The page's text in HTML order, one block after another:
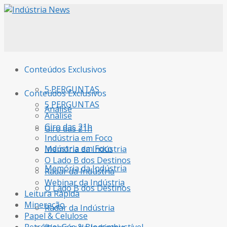
Conteúdos Exclusivos
5 PERGUNTAS
Análise
Giro das 21h
Indústria em Foco
Memória da Indústria
O Lado B dos Destinos
Radar da Indústria
Conteúdos Exclusivos
5 PERGUNTAS
Análise
Giro das 21h
Indústria em Foco
Memória da Indústria
O Lado B dos Destinos
Radar da Indústria
Webinar da Indústria
Leitura Rápida
Mineração
Papel & Celulose